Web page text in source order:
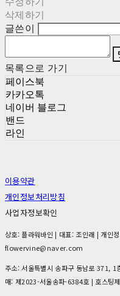
삭제하기
글쓴이
목록으로 가기
페이스북
카카오톡
네이버 블로그
밴드
라인
이용약관
개인정보처리방침
사업자정보확인
상호: 플라워바인 | 대표: 조인래 | 개인
flowervine@naver.com
주소: 서울특별시 송파구 동남로 371, 1
매: 제2023-서울송파-6384호 | 호스팅